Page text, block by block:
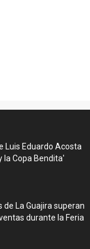
Luis Eduardo Acosta
la Copa Bendita'
La Guajira superan
durante la Feria